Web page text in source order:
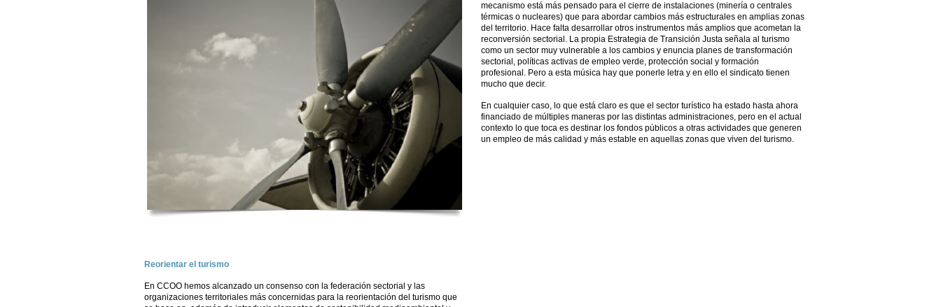
Reorientar el turismo
En CCOO hemos alcanzado un consenso con la federación sectorial y las
organizaciones territoriales más concernidas para la reorientación del turismo que
mecanismo está más pensado para el cierre de instalaciones (minería o centrales
térmicas o nucleares) que para abordar cambios más estructurales en amplias zonas
del territorio. Hace falta desarrollar otros instrumentos más amplios que acometan la
reconversión sectorial. La propia Estrategia de Transición Justa señala al turismo
como un sector muy vulnerable a los cambios y enuncia planes de transformación
sectorial, políticas activas de empleo verde, protección social y formación
profesional. Pero a esta música hay que ponerle letra y en ello el sindicato tienen
mucho que decir.
En cualquier caso, lo que está claro es que el sector turístico ha estado hasta ahora
financiado de múltiples maneras por las distintas administraciones, pero en el actual
contexto lo que toca es destinar los fondos públicos a otras actividades que generen
un empleo de más calidad y más estable en aquellas zonas que viven del turismo.